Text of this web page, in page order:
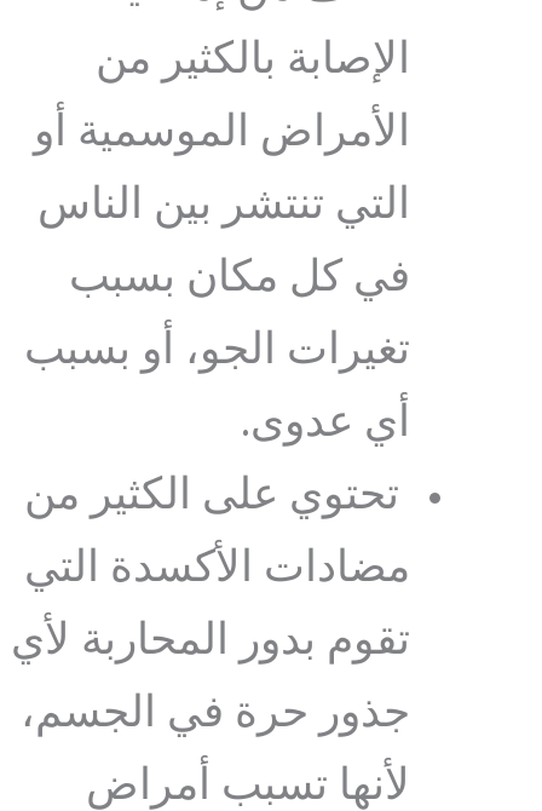
الإصابة بالكثير من
الأمراض الموسمية أو
التي تنتشر بين الناس
في كل مكان بسبب
تغيرات الجو، أو بسبب
أي عدوى.
تحتوي على الكثير من
مضادات الأكسدة التي
تقوم بدور المحاربة لأي
جذور حرة في الجسم،
لأنها تسبب أمراض